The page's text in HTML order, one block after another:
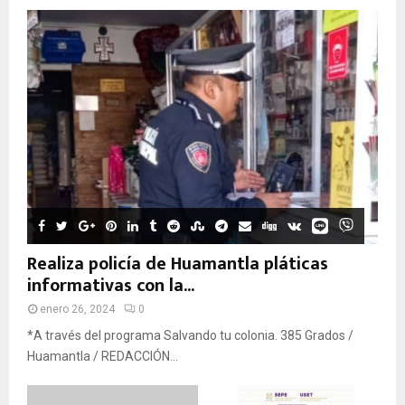
Realiza policía de Huamantla pláticas
informativas con la...
enero 26, 2024 0
*A través del programa Salvando tu colonia. 385 Grados /
Huamantla / REDACCIÓN...